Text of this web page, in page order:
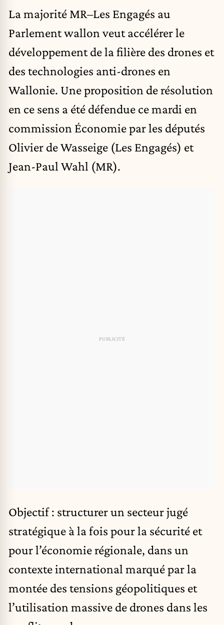
La majorité MR–Les Engagés au
Parlement wallon veut accélérer le
développement de la filière des drones et
des technologies anti-drones en
Wallonie. Une proposition de résolution
en ce sens a été défendue ce mardi en
commission Économie par les députés
Olivier de Wasseige (Les Engagés) et
Jean-Paul Wahl (MR).
Objectif : structurer un secteur jugé
stratégique à la fois pour la sécurité et
pour l’économie régionale, dans un
contexte international marqué par la
montée des tensions géopolitiques et
l’utilisation massive de drones dans les